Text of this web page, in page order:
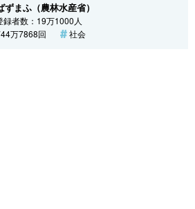
まふ（農林水産省）
録者数：19万1000人
万7868回
社会